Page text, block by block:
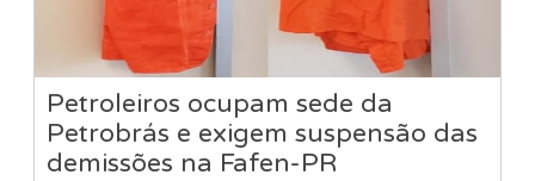
Petroleiros ocupam sede da
Petrobrás e exigem suspensão das
demissões na Fafen-PR